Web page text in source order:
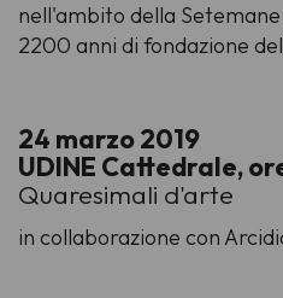
nell'ambito della
2200 anni di fondazione
24 marzo 2019
UDINE Cattedrale,
Quaresimali d'arte
in collaborazione con